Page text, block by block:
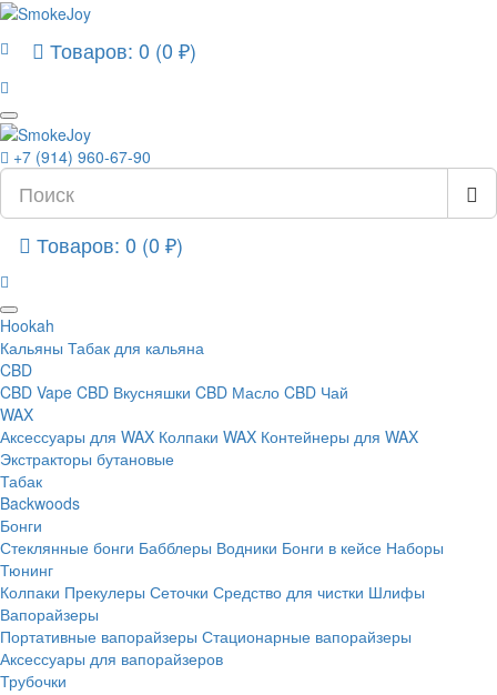
Товаров: 0 (0 ₽)
+7 (914) 960-67-90
Товаров: 0 (0 ₽)
Hookah
Кальяны Табак для кальяна
CBD
CBD Vape CBD Вкусняшки CBD Масло CBD Чай
WAX
Аксессуары для WAX Колпаки WAX Контейнеры для WAX
Экстракторы бутановые
Табак
Backwoods
Бонги
Стеклянные бонги Бабблеры Водники Бонги в кейсе Наборы
Тюнинг
Колпаки Прекулеры Сеточки Средство для чистки Шлифы
Вапорайзеры
Портативные вапорайзеры Стационарные вапорайзеры
Аксессуары для вапорайзеров
Трубочки